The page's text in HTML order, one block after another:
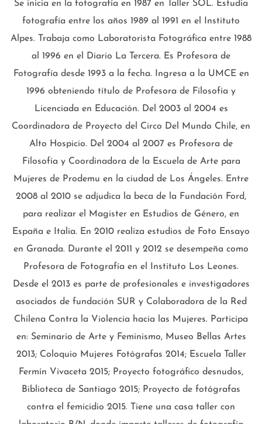
Se inicia en la fotografía en 1987 en Taller SOL. Estudia
fotografía entre los años 1989 al 1991 en el Instituto
Alpes. Trabaja como Laboratorista Fotográfica entre 1988
al 1996 en el Diario La Tercera. Es Profesora de
Fotografía desde 1993 a la fecha. Ingresa a la UMCE en
1996 obteniendo título de Profesora de Filosofía y
Licenciada en Educación. Del 2003 al 2004 es
Coordinadora de Proyecto del Circo Del Mundo Chile, en
Alto Hospicio. Del 2004 al 2007 es Profesora de
Filosofía y Coordinadora de la Escuela de Arte para
Mujeres de Prodemu en la ciudad de Los Ángeles. Entre
2008 al 2010 se adjudica la beca de la Fundación Ford,
para realizar el Magister en Estudios de Género, en
España e Italia. En 2010 realiza estudios de Foto Ensayo
en Granada. Durante el 2011 y 2012 se desempeña como
Profesora de Fotografía en el Instituto Los Leones.
Desde el 2013 es parte de profesionales e investigadores
asociados de fundación SUR y Colaboradora de la Red
Chilena Contra la Violencia hacia las Mujeres. Participa
en: Seminario de Arte y Feminismo, Museo Bellas Artes
2013; Coloquio Mujeres Fotógrafas 2014; Escuela Taller
Fermín Vivaceta 2015; Proyecto fotográfico desnudos,
Biblioteca de Santiago 2015; Proyecto de fotógrafas
contra el femicidio 2015. Tiene una casa taller con